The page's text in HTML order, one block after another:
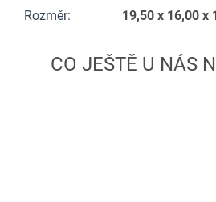
Rozměr: 19,50 x 16,00 x